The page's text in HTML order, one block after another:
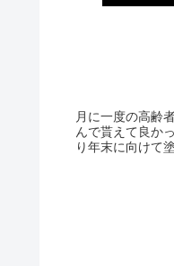
月に一度の高齢
んで貰えて良か
り年末に向けて